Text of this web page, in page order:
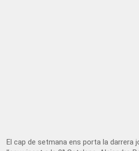
El cap de setmana ens porta la darrera